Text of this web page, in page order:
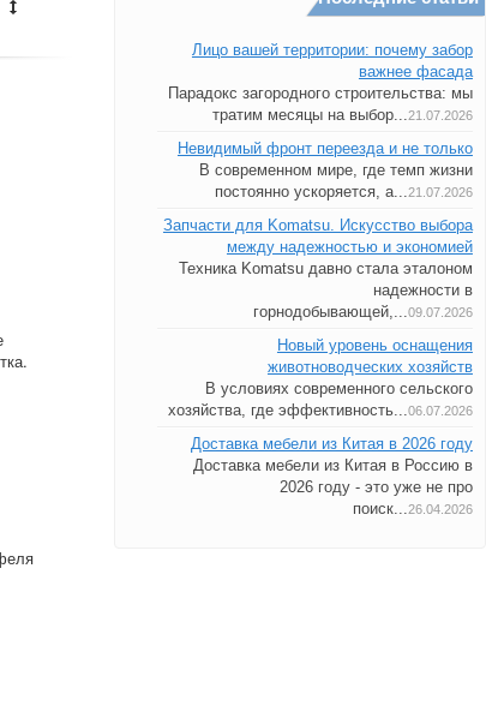
Лицо вашей территории: почему забор
важнее фасада
Парадокс загородного строительства: мы
тратим месяцы на выбор...21.07.2026
Невидимый фронт переезда и не только
В современном мире, где темп жизни
постоянно ускоряется, а...21.07.2026
Запчасти для Komatsu. Искусство выбора
между надежностью и экономией
Техника Komatsu давно стала эталоном
надежности в
горнодобывающей,...09.07.2026
Новый уровень оснащения
животноводческих хозяйств
В условиях современного сельского
хозяйства, где эффективность...06.07.2026
Доставка мебели из Китая в 2026 году
Доставка мебели из Китая в Россию в
2026 году - это уже не про
поиск...26.04.2026